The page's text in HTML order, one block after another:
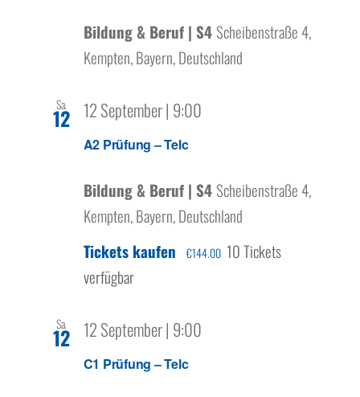
Bildung & Beruf | S4 Scheibenstraße 4,
Kempten, Bayern, Deutschland
Sa.
12
A2 Prüfung – Telc
12 September | 9:00
Bildung & Beruf | S4 Scheibenstraße 4,
Kempten, Bayern, Deutschland
Tickets kaufen
€144.00 10 Tickets
verfügbar
Sa.
12
C1 Prüfung – Telc
12 September | 9:00